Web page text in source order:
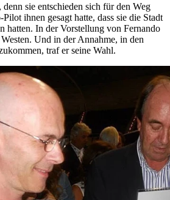
sie entschieden sich für den Weg
ihnen gesagt hatte, dass sie die Stadt
hatten. In der Vorstellung von Fernando
Und in der Annahme, in den
traf er seine Wahl.